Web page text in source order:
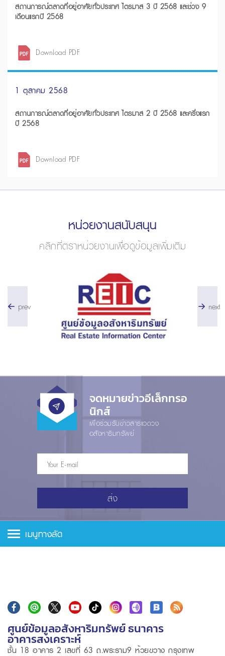
สถานการณ์ตลาดที่อยู่อาศัยทั่วประเทศ ไตรมาส 3 ปี 2568 และช่วง 9
เดือนแรกปี 2568
Download PDF
1 ตุลาคม 2568
สถานการณ์ตลาดที่อยู่อาศัยทั่วประเทศ ไตรมาส 2 ปี 2568 และครึ่งแรก
ปี 2568
Download PDF
หน่วยงานสนับสนุน
คลิกที่ตราหน่วยงานเพื่อดูข้อมูลเพิ่มเติม
prev next
จดหมายข่าวอีเล็กทรอ
นิกส์
เพื่อร่วมรับข่าวสารแวดวง
อสังหาริมทรัพย์
ส่ง
เมนูทางลัด
ศูนย์ข้อมูลอสังหาริมทรัพย์ ธนาคาร
อาคารสงเคราะห์
ชั้น 18 อาคาร 2 เลขที่ 63 ถ.พระราม9 ห้วยขวาง กรุงเทพ